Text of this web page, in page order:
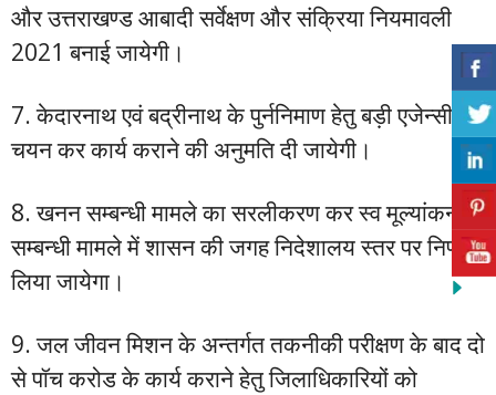
और उत्तराखण्ड आबादी सर्वेक्षण और संक्रिया नियमावली
2021 बनाई जायेगी।
7. केदारनाथ एवं बद्रीनाथ के पुर्ननिमाण हेतु बड़ी एजेन्सी
चयन कर कार्य कराने की अनुमति दी जायेगी।
8. खनन सम्बन्धी मामले का सरलीकरण कर स्व मूल्यांकन
सम्बन्धी मामले में शासन की जगह निदेशालय स्तर पर निर्णय
लिया जायेगा।
9. जल जीवन मिशन के अन्तर्गत तकनीकी परीक्षण के बाद दो
से पॉच करोड के कार्य कराने हेतु जिलाधिकारियों को